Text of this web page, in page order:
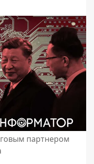
партнером